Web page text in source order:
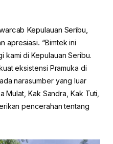
Kepulauan Seribu,
apresiasi. “Bimtek ini
kami di Kepulauan Seribu.
eksistensi Pramuka di
narasumber yang luar
Mulat, Kak Sandra, Kak Tuti,
pencerahan tentang